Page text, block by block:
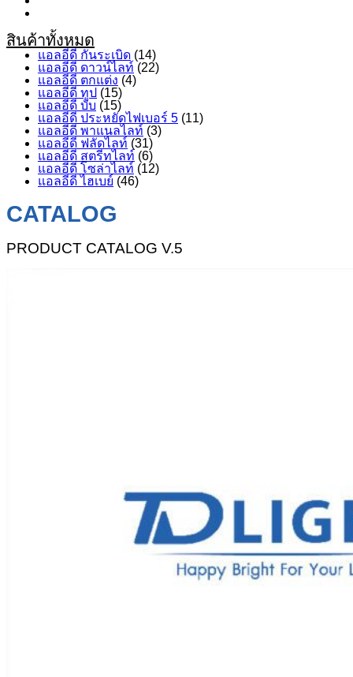
สินค้าทั้งหมด
แอลอีดี กันระเบิด (14)
แอลอีดี ดาวน์ไลท์ (22)
แอลอีดี ตกแต่ง (4)
แอลอีดี ทูป (15)
แอลอีดี บับ (15)
แอลอีดี ประหยัดไฟเบอร์ 5 (11)
แอลอีดี พาแนลไลท์ (3)
แอลอีดี ฟลัดไลท์ (31)
แอลอีดี สตรีทไลท์ (6)
แอลอีดี โซล่าไลท์ (12)
แอลอีดี ไฮเบย์ (46)
CATALOG
PRODUCT CATALOG V.5